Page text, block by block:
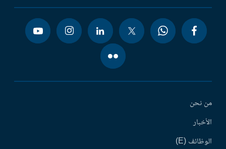
من نحن
الأخبار
الوظائف (E)